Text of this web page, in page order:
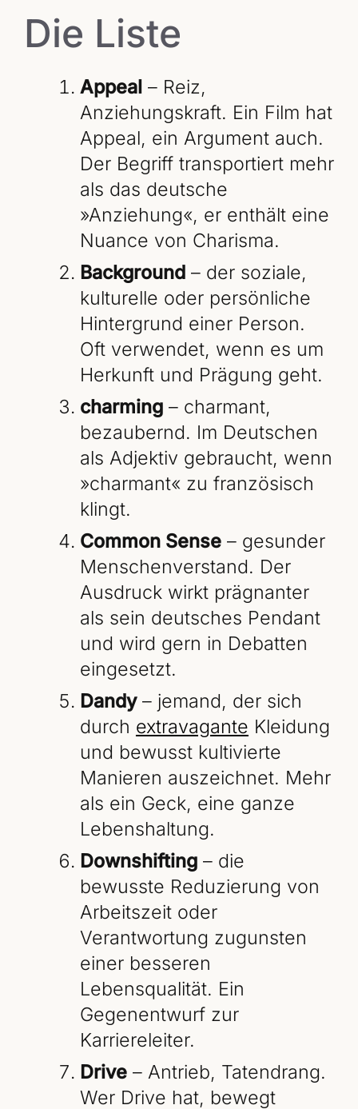
Die Liste
Appeal– Reiz,
Anziehungskraft. Ein Film hat
Appeal, ein Argument auch.
Der Begriff transportiert mehr
als das deutsche
»Anziehung«, er enthält eine
Nuance von Charisma.
Background– der soziale,
kulturelle oder persönliche
Hintergrund einer Person.
Oft verwendet, wenn es um
Herkunft und Prägung geht.
charming– charmant,
bezaubernd. Im Deutschen
als Adjektiv gebraucht, wenn
»charmant« zu französisch
klingt.
Common Sense– gesunder
Menschenverstand. Der
Ausdruck wirkt prägnanter
als sein deutsches Pendant
und wird gern in Debatten
eingesetzt.
Dandy– jemand, der sich
durch extravagante Kleidung
und bewusst kultivierte
Manieren auszeichnet. Mehr
als ein Geck, eine ganze
Lebenshaltung.
Downshifting– die
bewusste Reduzierung von
Arbeitszeit oder
Verantwortung zugunsten
einer besseren
Lebensqualität. Ein
Gegenentwurf zur
Karriereleiter.
Drive– Antrieb, Tatendrang.
Wer Drive hat, bewegt